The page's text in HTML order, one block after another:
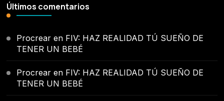
Últimos comentarios
Procrear en FIV: HAZ REALIDAD TÚ SUEÑO DE
TENER UN BEBÉ
Procrear en FIV: HAZ REALIDAD TÚ SUEÑO DE
TENER UN BEBÉ